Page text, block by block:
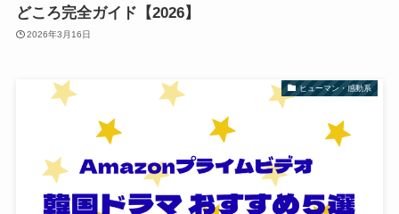
どころ完全ガイド【2026】
2026年3月16日
ヒューマン・感動系